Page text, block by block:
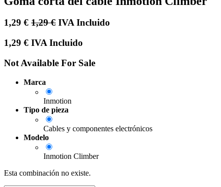
1,29 € 1,29€ IVA Incluido
1,29 € IVA Incluido
Not Available For Sale
Marca
Inmotion
Tipo de pieza
Cables y componentes electrónicos
Modelo
Inmotion Climber
Esta combinación no existe.